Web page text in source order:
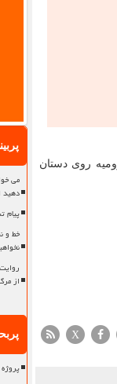
روی دستان
X
می
دهید
پیام
خط و
از